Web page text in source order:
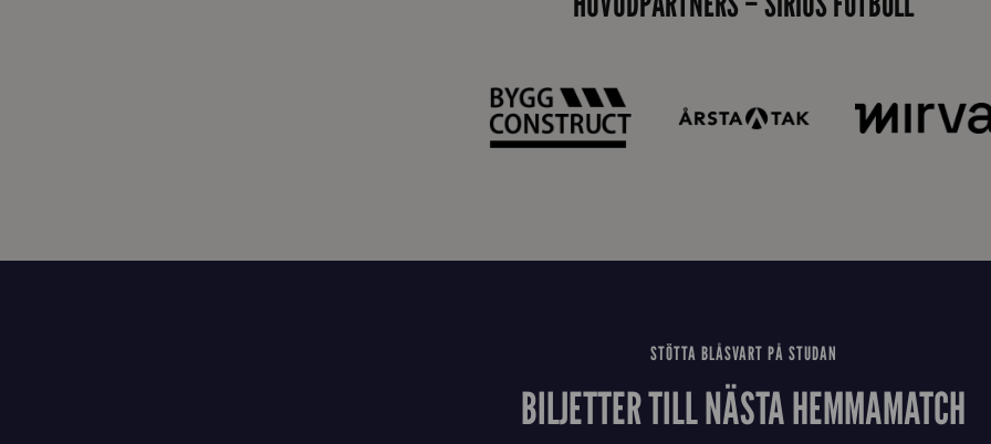
STÖTTA BLÅSVART PÅ STUDAN
BILJETTER TILL NÄSTA HEMMAMATCH